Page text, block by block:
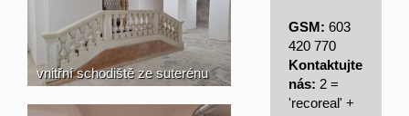
vnitřní schodiště ze suterénu
GSM: 603
420 770
Kontaktujte
nás: 2 =
'recoreal' +